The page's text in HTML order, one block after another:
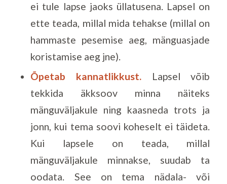
ei tule lapse jaoks üllatusena. Lapsel on
ette teada, millal mida tehakse (millal on
hammaste pesemise aeg, mänguasjade
koristamise aeg jne).
Õpetab kannatlikkust.
Lapsel võib
tekkida äkksoov minna näiteks
mänguväljakule ning kaasneda trots ja
jonn, kui tema soovi koheselt ei täideta.
Kui lapsele on teada, millal
mänguväljakule minnakse, suudab ta
oodata. See on tema nädala- või